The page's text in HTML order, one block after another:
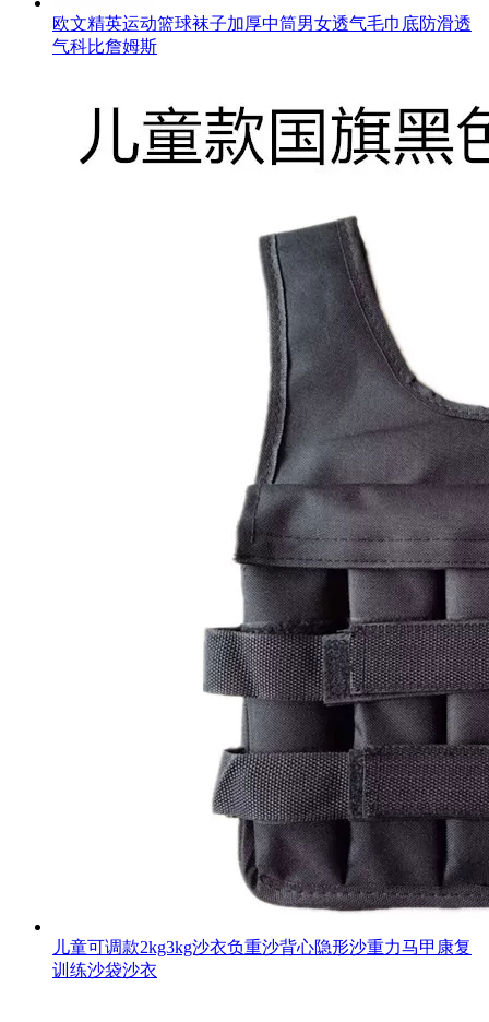
欧文精英运动篮球袜子加厚中筒男女透气毛巾底防滑透
气科比詹姆斯
儿童可调款2kg3kg沙衣负重沙背心隐形沙重力马甲康复
训练沙袋沙衣